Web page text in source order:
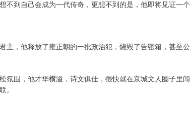
不到自己会成为一代传奇，更想不到的是，他即将见证一个
主，他释放了雍正朝的一批政治犯，烧毁了告密箱，甚至
氛围，他才华横溢，诗文俱佳，很快就在京城文人圈子里
。